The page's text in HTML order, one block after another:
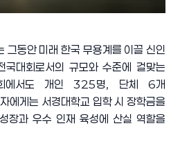
그동안 미래 한국 무용계를 이끌 신인
국대회로서의 규모와 수준에 걸맞는
에서도 개인325명, 단체6개
에게는 서경대학교 입학 시 장학금을
장과 우수 인재 육성에 산실 역할을